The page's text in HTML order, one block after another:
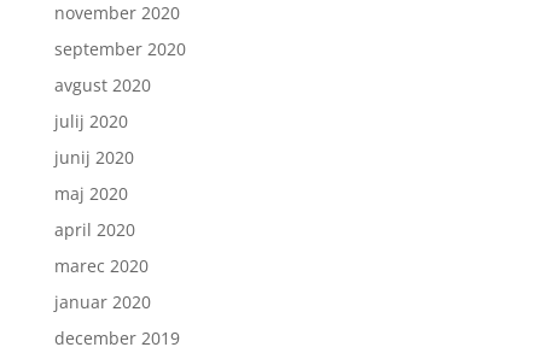
november 2020
september 2020
avgust 2020
julij 2020
junij 2020
maj 2020
april 2020
marec 2020
januar 2020
december 2019